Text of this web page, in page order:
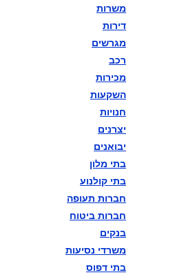
במתכונת פתע
במתכונת פתע
במתכונת פתע
משרות
דירות
מגרשים
רכב
מכירות
השקעות
חנויות
יצרנים
יבואנים
בתי מלון
בתי קולנוע
חברות תעופה
חברות ביטוח
בנקים
משרדי נסיעות
בתי דפוס